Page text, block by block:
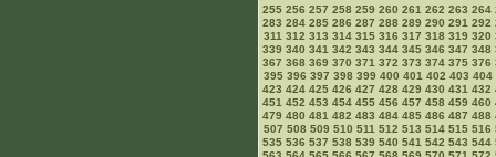
255 256 257 258 259 260 261 262 263 264
283 284 285 286 287 288 289 290 291 292
311 312 313 314 315 316 317 318 319 320
339 340 341 342 343 344 345 346 347 348
367 368 369 370 371 372 373 374 375 376
395 396 397 398 399 400 401 402 403 404
423 424 425 426 427 428 429 430 431 432
451 452 453 454 455 456 457 458 459 460
479 480 481 482 483 484 485 486 487 488
507 508 509 510 511 512 513 514 515 516
535 536 537 538 539 540 541 542 543 544